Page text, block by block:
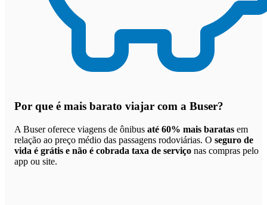
Por que é mais barato viajar com a Buser?
A Buser oferece viagens de ônibus até 60% mais baratas em
relação ao preço médio das passagens rodoviárias. O seguro de
vida é grátis e não é cobrada taxa de serviço nas compras pelo
app ou site.